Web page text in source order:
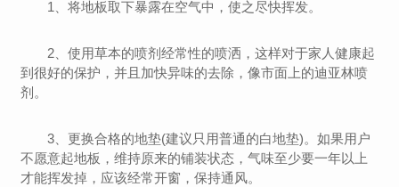
1、将地板取下暴露在空气中，使之尽快挥发。
2、使用草本的喷剂经常性的喷洒，这样对于家人健康起
到很好的保护，并且加快异味的去除，像市面上的迪亚林喷
剂。
3、更换合格的地垫(建议只用普通的白地垫)。如果用户
不愿意起地板，维持原来的铺装状态，气味至少要一年以上
才能挥发掉，应该经常开窗，保持通风。